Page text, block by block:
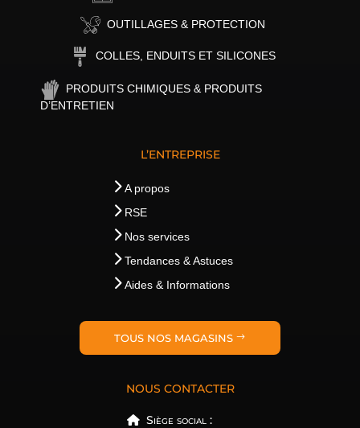
OUTILLAGES & PROTECTION
COLLES, ENDUITS ET SILICONES
PRODUITS CHIMIQUES & PRODUITS
D’ENTRETIEN
L’ENTREPRISE
A propos
RSE
Nos services
Tendances & Astuces
Aides & Informations
TOUS NOS MAGASINS
NOUS CONTACTER
Siège social :